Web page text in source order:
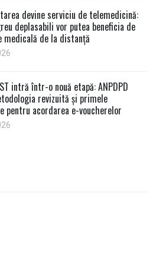
devine serviciu de telemedicină:
deplasabili vor putea beneficia de
medicală de la distanță
intră într-o nouă etapă: ANPDPD
revizuită și primele
pentru acordarea e-voucherelor